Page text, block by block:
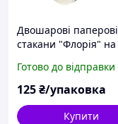
Двошарові паперові
стакани "Флорія" на
уп
Готово до відправки
125₴/упаковка
Купити